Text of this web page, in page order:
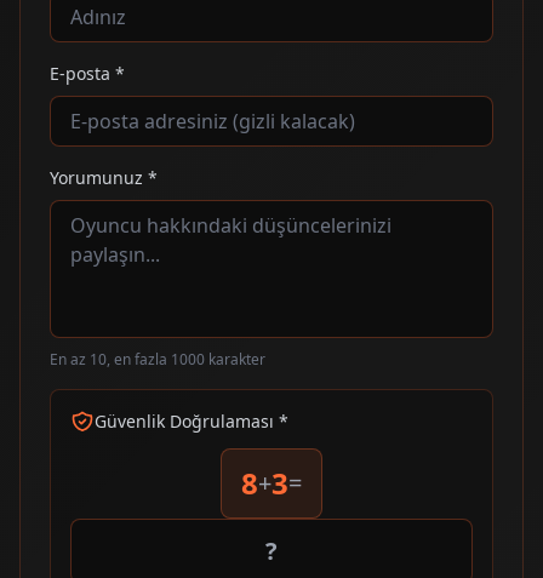
E-posta *
Yorumunuz *
En az 10, en fazla 1000 karakter
Güvenlik Doğrulaması *
8+3=